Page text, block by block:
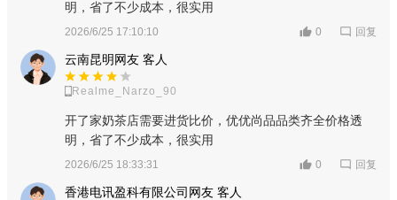
明，省了不少成本，很实用
2026/6/25 17:10:10 0 回复
云南昆明网友 客人
Realme_Narzo_90
开了家奶茶店需要进货比价，优优尚品品类齐全价格透
明，省了不少成本，很实用
2026/6/25 18:33:31 0 回复
香港电讯盈科有限公司网友 客人